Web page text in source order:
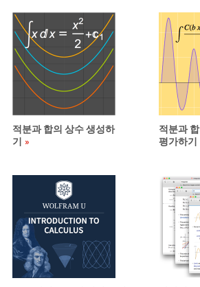
적분과 합의 상수 생성하
기
적분과
평가하기